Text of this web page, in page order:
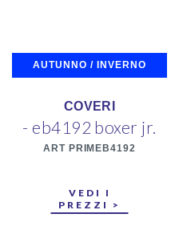
AUTUNNO / INVERNO
COVERI
- eb4192 boxer jr.
ART PRIMEB4192
VEDI I
PREZZI >